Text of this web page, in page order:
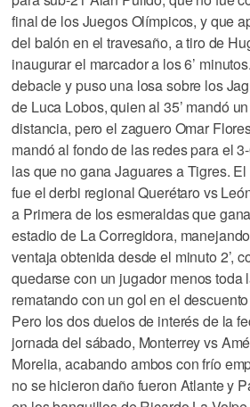
final de los Juegos Olímpicos, y que
del balón en el travesaño, a tiro de
inaugurar el marcador a los 6’
debacle y puso una losa sobre los
de Luca Lobos, quien al 35’ mandó
distancia, pero el zaguero Omar
mandó al fondo de las redes para el
las que no gana Jaguares a Tigres.
fue el derbi regional Querétaro vs
a Primera de los esmeraldas que
estadio de La Corregidora,
ventaja obtenida desde el minuto 2’,
quedarse con un jugador menos toda
rematando con un gol en el
Pero los dos duelos de interés de la
jornada del sábado, Monterrey vs
Morelia, acabando ambos con frío
no se hicieron daño fueron Atlante y